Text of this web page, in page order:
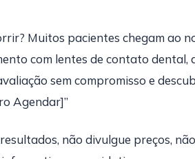
Muitos pacientes chegam ao
com lentes de contato dental,
sem compromisso e
Agendar]”
não divulgue preços,